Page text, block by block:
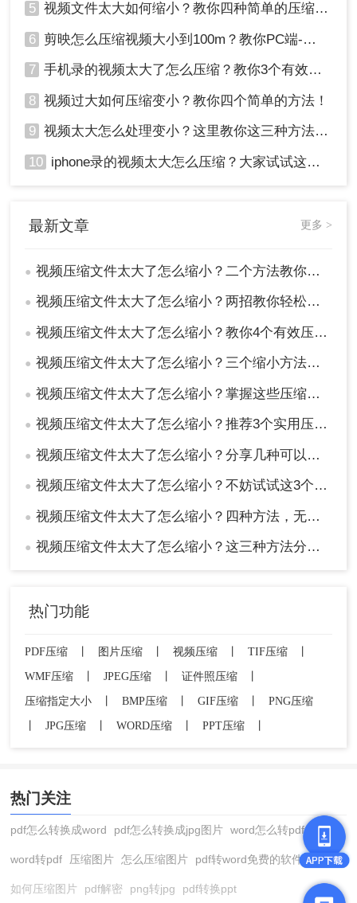
5 视频文件太大如何缩小？教你四种简单的压缩方法！
6 剪映怎么压缩视频大小到100m？教你PC端-移动端压缩方式！
7 手机录的视频太大了怎么压缩？教你3个有效压缩方法！
8 视频过大如何压缩变小？教你四个简单的方法！
9 视频太大怎么处理变小？这里教你这三种方法!！
10 iphone录的视频太大怎么压缩？大家试试这四种方法！
最新文章 更多 >
● 视频压缩文件太大了怎么缩小？二个方法教你有效减小存储体积！
● 视频压缩文件太大了怎么缩小？两招教你轻松缩小！
● 视频压缩文件太大了怎么缩小？教你4个有效压缩方法！
● 视频压缩文件太大了怎么缩小？三个缩小方法帮你解决！
● 视频压缩文件太大了怎么缩小？掌握这些压缩方法就够了！
● 视频压缩文件太大了怎么缩小？推荐3个实用压缩方法！
● 视频压缩文件太大了怎么缩小？分享几种可以解决问题的方法！
● 视频压缩文件太大了怎么缩小？不妨试试这3个视频压缩方法！
● 视频压缩文件太大了怎么缩小？四种方法，无损压缩不失真！
● 视频压缩文件太大了怎么缩小？这三种方法分享给你！
热门功能
PDF压缩 图片压缩 视频压缩 TIF压缩
WMF压缩
JPEG压缩 证件照压缩
压缩指定大小
BMP压缩 GIF压缩
PNG压缩
JPG压缩 WORD压缩 PPT压缩
热门关注
pdf怎么转换成word pdf怎么转换成jpg图片 word怎么转pdf
word转pdf 压缩图片 怎么压缩图片 pdf转word免费的软件
如何压缩图片 pdf解密 png转jpg pdf转换ppt